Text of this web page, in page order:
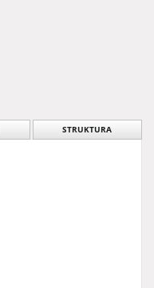
STRUKTURA